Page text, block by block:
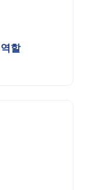
할